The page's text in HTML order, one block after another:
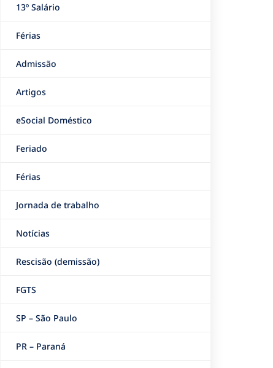
13º Salário
Férias
Admissão
Artigos
eSocial Doméstico
Feriado
Férias
Jornada de trabalho
Notícias
Rescisão (demissão)
FGTS
SP – São Paulo
PR – Paraná